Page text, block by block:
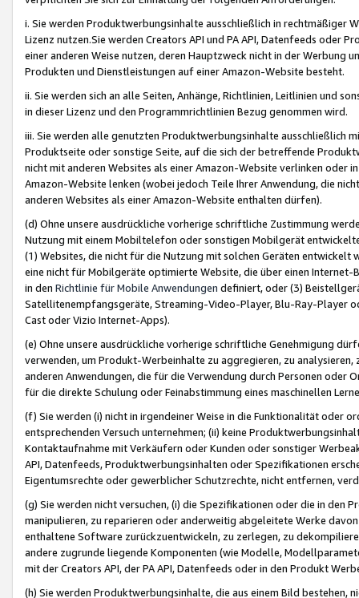
i. Sie werden Produktwerbungsinhalte ausschließlich in rechtmäßiger
Lizenz nutzen.Sie werden Creators API und PA API, Datenfeeds oder
einer anderen Weise nutzen, deren Hauptzweck nicht in der Werbung
Produkten und Dienstleistungen auf einer Amazon-Website besteht.
ii. Sie werden sich an alle Seiten, Anhänge, Richtlinien, Leitlinien und
in dieser Lizenz und den Programmrichtlinien Bezug genommen wird.
iii. Sie werden alle genutzten Produktwerbungsinhalte ausschließlich
Produktseite oder sonstige Seite, auf die sich der betreffende
nicht mit anderen Websites als einer Amazon-Website verlinken oder
Amazon-Website lenken (wobei jedoch Teile Ihrer Anwendung, die
anderen Websites als einer Amazon-Website enthalten dürfen).
(d) Ohne unsere ausdrückliche vorherige schriftliche Zustimmung
Nutzung mit einem Mobiltelefon oder sonstigen Mobilgerät
(1) Websites, die nicht für die Nutzung mit solchen Geräten
eine nicht für Mobilgeräte optimierte Website, die über einen
in den Richtlinie für Mobile Anwendungen definiert, oder (3)
Satellitenempfangsgeräte, Streaming-Video-Player, Blu-Ray-Player
Cast oder Vizio Internet-Apps).
(e) Ohne unsere ausdrückliche vorherige schriftliche Genehmigung
verwenden, um Produkt-Werbeinhalte zu aggregieren, zu
anderen Anwendungen, die für die Verwendung durch Personen
für die direkte Schulung oder Feinabstimmung eines maschinellen
(f) Sie werden (i) nicht in irgendeiner Weise in die Funktionalität oder
entsprechenden Versuch unternehmen; (ii) keine
Kontaktaufnahme mit Verkäufern oder Kunden oder sonstiger
API, Datenfeeds, Produktwerbungsinhalten oder Spezifikationen
Eigentumsrechte oder gewerblicher Schutzrechte, nicht entfernen,
(g) Sie werden nicht versuchen, (i) die Spezifikationen oder die in
manipulieren, zu reparieren oder anderweitig abgeleitete Werke
enthaltene Software zurückzuentwickeln, zu zerlegen, zu
andere zugrunde liegende Komponenten (wie Modelle,
mit der Creators API, der PA API, Datenfeeds oder in den Produkt
(h) Sie werden Produktwerbungsinhalte, die aus einem Bild bestehen,